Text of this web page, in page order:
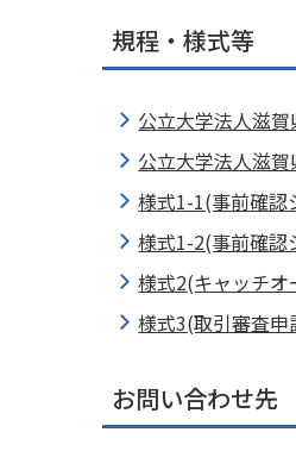
規程・様式等
公立大学法人滋
公立大学法人滋
様式1-1(事前確認
様式1-2(事前確認
様式2(キャッチ
様式3(取引審査申
お問い合わせ先